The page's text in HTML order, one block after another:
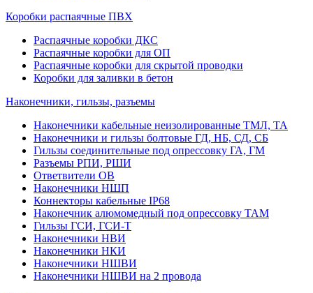
Коробки распаячные ПВХ
Распаячные коробки ДКС
Распаячные коробки для ОП
Распаячные коробки для скрытой проводки
Коробки для заливки в бетон
Наконечники, гильзы, разъемы
Наконечники кабельные неизолированные ТМЛ, ТА
Наконечники и гильзы болтовые ГД, НБ, СД, СБ
Гильзы соединительные под опрессовку ГА, ГМ
Разъемы РПИ, РШИ
Ответвители ОВ
Наконечники НШП
Коннекторы кабельные IP68
Наконечник алюмомедный под опрессовку ТАМ
Гильзы ГСИ, ГСИ-Т
Наконечники НВИ
Наконечники НКИ
Наконечники НШВИ
Наконечники НШВИ на 2 провода